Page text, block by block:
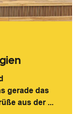
gerade das
aus der ...